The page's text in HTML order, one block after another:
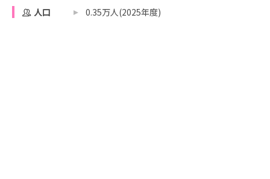
人口 0.35万人(2025年度)